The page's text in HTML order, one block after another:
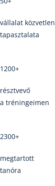
vállalat közvetlen
tapasztalata
1200+
résztvevő
a tréningeimen
2300+
megtartott
tanóra